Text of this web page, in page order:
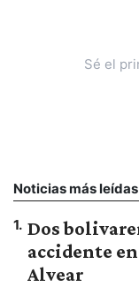
Sé el
Noticias más leídas
1. Dos
accidente
Alvear